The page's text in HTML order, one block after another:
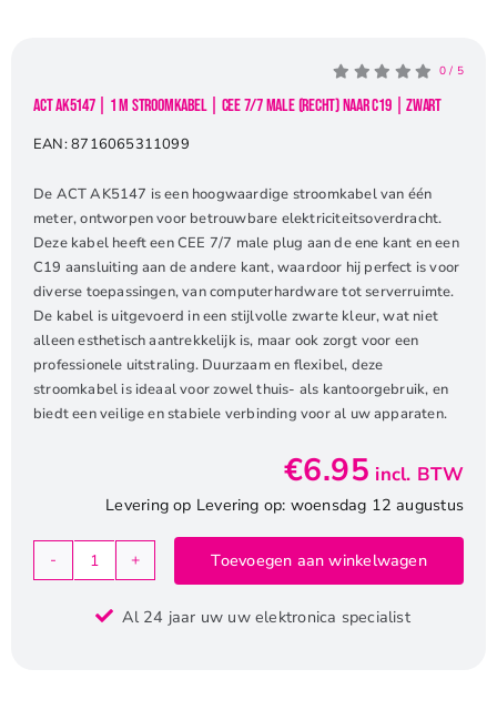
0 / 5
ACT AK5147 | 1 m Stroomkabel | CEE 7/7 Male (Recht) naar C19 | Zwart
EAN:8716065311099
De ACT AK5147 is een hoogwaardige stroomkabel van één
meter, ontworpen voor betrouwbare elektriciteitsoverdracht.
Deze kabel heeft een CEE 7/7 male plug aan de ene kant en een
C19 aansluiting aan de andere kant, waardoor hij perfect is voor
diverse toepassingen, van computerhardware tot serverruimte.
De kabel is uitgevoerd in een stijlvolle zwarte kleur, wat niet
alleen esthetisch aantrekkelijk is, maar ook zorgt voor een
professionele uitstraling. Duurzaam en flexibel, deze
stroomkabel is ideaal voor zowel thuis- als kantoorgebruik, en
biedt een veilige en stabiele verbinding voor al uw apparaten.
€6.95 incl. BTW
Levering op Levering op: woensdag 12 augustus
ACT
|
Toevoegen aan winkelwagen
Al 24 jaar uw uw elektronica specialist